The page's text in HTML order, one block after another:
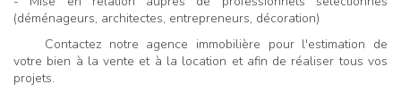
(déménageurs, architectes, entrepreneurs, décoration)
Contactez notre agence immobilière pour l'estimation de
votre bien à la vente et à la location et afin de réaliser tous vos
projets.